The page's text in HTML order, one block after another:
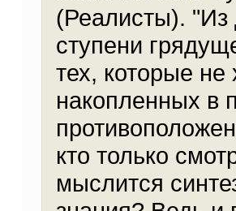
(Реалисты). "Из
ступени
тех, которые
накопленных в
кто только
мыслится